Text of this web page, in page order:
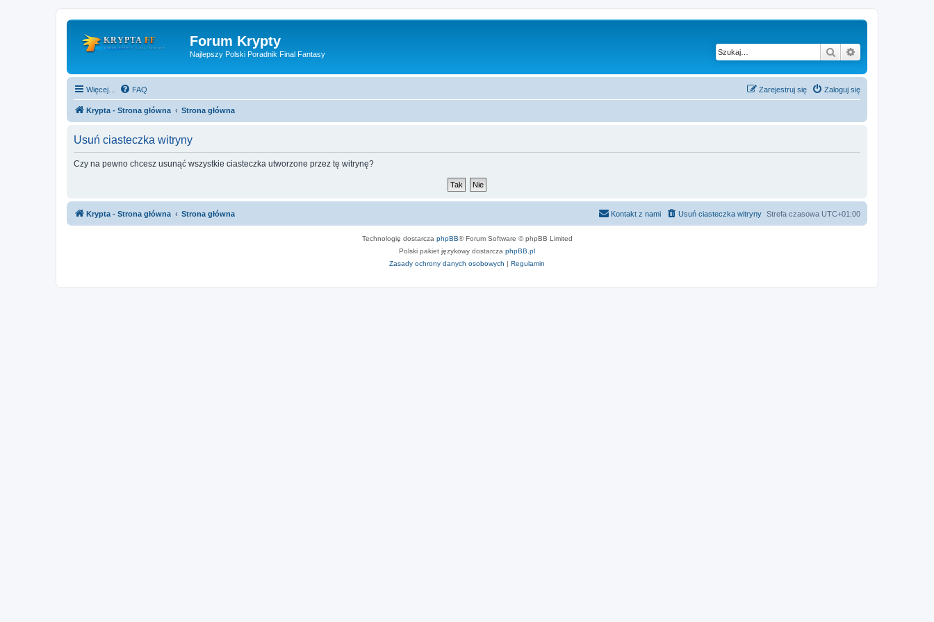
Forum Krypty
Najlepszy Polski Poradnik Final Fantasy Szukaj
Więcej… FAQ Zaloguj się
Zarejestruj się
Krypta - Strona główna Strona główna
Usuń ciasteczka witryny
Czy na pewno chcesz usunąć wszystkie ciasteczka utworzone przez tę witrynę?
Krypta - Strona główna Strona główna Strefa czasowa UTC+01:00
Usuń ciasteczka witryny
Kontakt z nami
Technologię dostarcza phpBB® Forum Software © phpBB Limited
Polski pakiet językowy dostarcza phpBB.pl
Zasady ochrony danych osobowych | Regulamin